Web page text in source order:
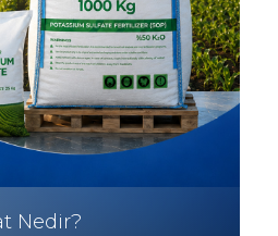
Nedir?